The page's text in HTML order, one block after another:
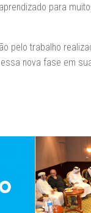
para
pelo trabalho
nova fase em